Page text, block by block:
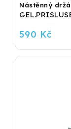
Nástěnný
590 Kč